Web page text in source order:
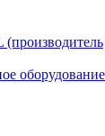
оборудование